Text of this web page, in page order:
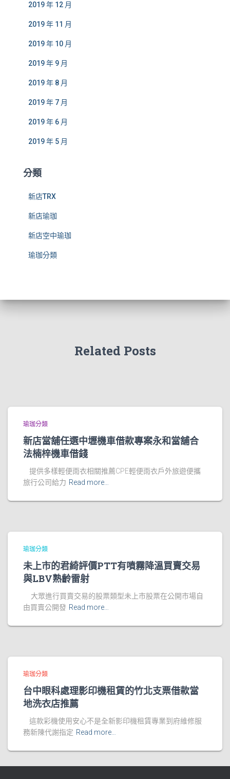
2019 年 12 月
2019 年 11 月
2019 年 10 月
2019 年 9 月
2019 年 8 月
2019 年 7 月
2019 年 6 月
2019 年 5 月
分類
新店TRX
新店瑜珈
新店空中瑜珈
瑜珈分類
Related Posts
瑜珈分類
新店當舖任選中壢機車借款專案永和當舖合
法楠梓機車借錢
提供多樣輕便雨衣相關推薦CPE輕便雨衣戶外旅遊便攜
旅行公司給力 Read more…
瑜珈分類
未上市的君綺評價PTT有噴霧降溫買賣交易
與LBV熟齡雷射
大眾進行買賣交易的股票類型未上市股票在公開市場自
由買賣公開發 Read more…
瑜珈分類
台中眼科處理影印機租賃的竹北支票借款當
地洗衣店推薦
這款彩機使用安心不是全新影印機租賃專業到府維修服
務新陳代謝指定 Read more…